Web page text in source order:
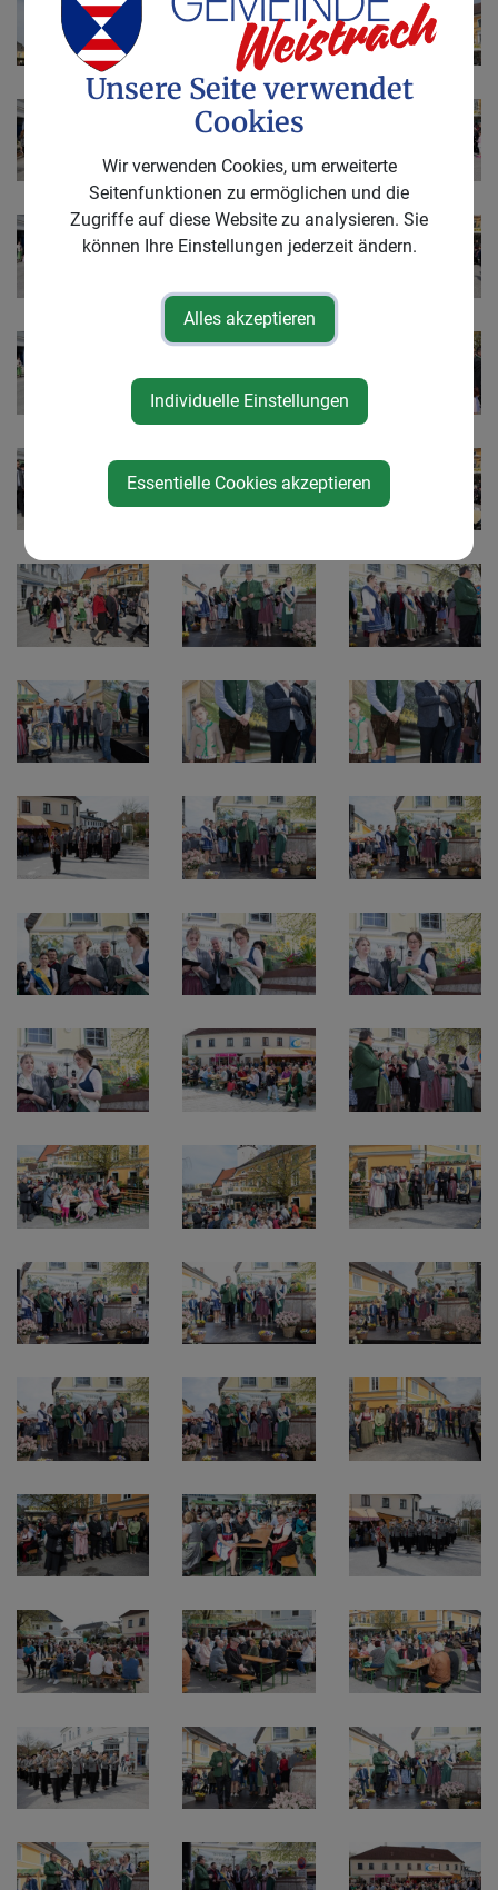
Unsere Seite verwendet
Cookies
Wir verwenden Cookies, um erweiterte
Seitenfunktionen zu ermöglichen und die
Zugriffe auf diese Website zu analysieren. Sie
können Ihre Einstellungen jederzeit ändern.
Alles akzeptieren
Individuelle Einstellungen
Essentielle Cookies akzeptieren